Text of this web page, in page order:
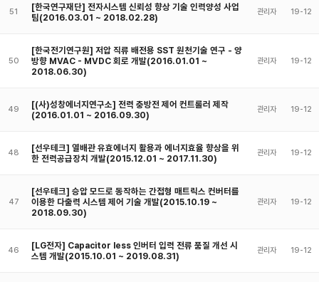
51
[한국연구재단] 전자시스템 신뢰성 향상 기술 인력양성 사업
팀(2016.03.01 ~ 2018.02.28)
관리자 19-12
50
[한국전기연구원] 저압 직류 배전용 SST 원천기술 연구 - 양
방향 MVAC - MVDC 회로 개발(2016.01.01 ~
2018.06.30)
관리자 19-12
49
[(사)성창에너지연구소] 전력 충방전 제어 컨트롤러 제작
(2016.01.01 ~ 2016.09.30)
관리자 19-12
48
[선우테크] 열배관 유효에너지 활용과 에너지효율 향상을 위
한 전력공급장치 개발(2015.12.01 ~ 2017.11.30)
관리자 19-12
47
[선우테크] 승압 모드로 동작하는 간접형 매트릭스 컨버터를
이용한 다출력 시스템 제어 기술 개발(2015.10.19 ~
2018.09.30)
관리자 19-12
46
[LG전자] Capacitor less 인버터 입력 전류 품질 개선 시
스템 개발(2015.10.01 ~ 2019.08.31)
관리자 19-12